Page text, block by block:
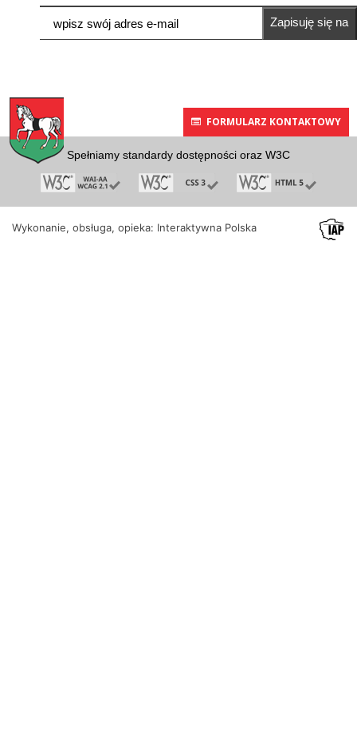
Zapisuję się na
FORMULARZ KONTAKTOWY
Spełniamy standardy dostępności oraz W3C
Wykonanie, obsługa, opieka: Interaktywna Polska